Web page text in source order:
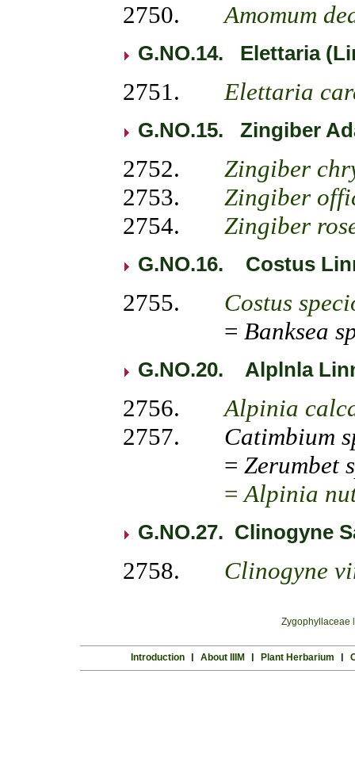
2750. Amomum
G.NO.14. Elettaria
2751. Elettaria
G.NO.15. Zingiber
2752.
Zingiber
2753.
Zingiber
2754.
Zingiber
G.NO.16. Costus
2755. Costus
= Banksea
G.NO.20. Alplnla
2756.Alpinia
2757.
Catimbium
= Zerumbet
=Alpinia
G.NO.27. Clinogyne
2758. Clinogyne
Zygophyllaceae
Introduction About IIIM Plant Herbarium